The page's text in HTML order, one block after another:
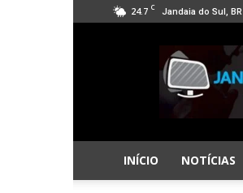
24.7 C Jandaia do Sul, BR
Jandaia
Online
INÍCIO NOTÍCIAS